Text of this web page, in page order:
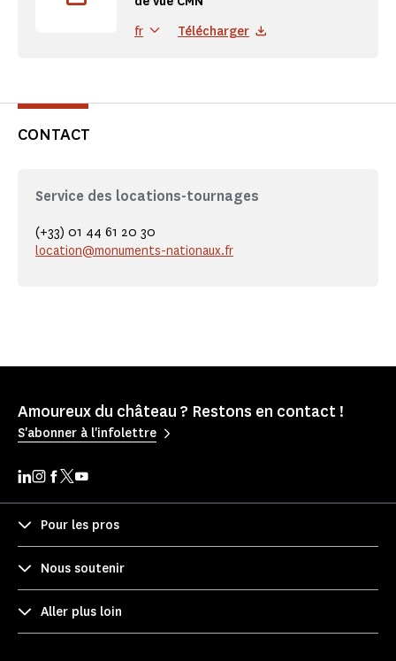
fr Télécharger
CONTACT
Service des locations-tournages
(+33) 01 44 61 20 30
location@monuments-nationaux.fr
Amoureux du château ? Restons en contact !
S'abonner à l'infolettre
Pour les pros
Nous soutenir
Aller plus loin